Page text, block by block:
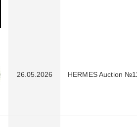
26.05.2026 HERMES Auction